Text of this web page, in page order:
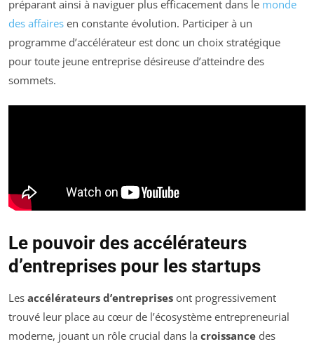
préparant ainsi à naviguer plus efficacement dans le monde
des affaires en constante évolution. Participer à un
programme d’accélérateur est donc un choix stratégique
pour toute jeune entreprise désireuse d’atteindre des
sommets.
Le pouvoir des accélérateurs
d’entreprises pour les startups
Les accélérateurs d’entreprises ont progressivement
trouvé leur place au cœur de l’écosystème entrepreneurial
moderne, jouant un rôle crucial dans la croissance des